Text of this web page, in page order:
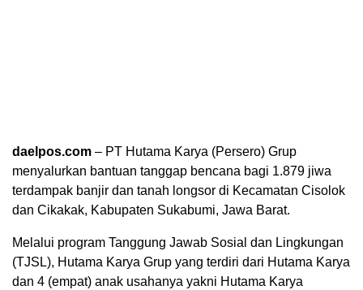
daelpos.com – PT Hutama Karya (Persero) Grup
menyalurkan bantuan tanggap bencana bagi 1.879 jiwa
terdampak banjir dan tanah longsor di Kecamatan Cisolok
dan Cikakak, Kabupaten Sukabumi, Jawa Barat.
Melalui program Tanggung Jawab Sosial dan Lingkungan
(TJSL), Hutama Karya Grup yang terdiri dari Hutama Karya
dan 4 (empat) anak usahanya yakni Hutama Karya